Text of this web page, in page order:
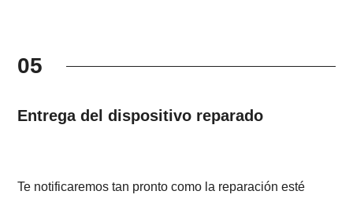
05
Entrega del dispositivo reparado
Te notificaremos tan pronto como la reparación esté